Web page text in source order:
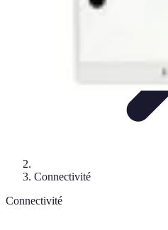
Connectivité
Connectivité